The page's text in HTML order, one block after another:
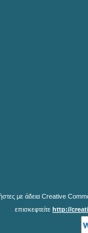
με άδεια Creative
επισκεφτείτε http://